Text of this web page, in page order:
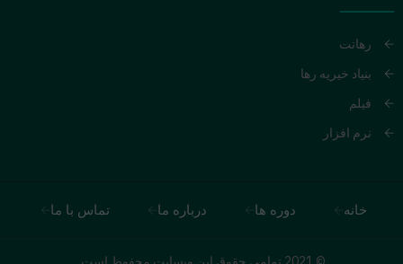
رهانت
بنیاد خیریه رها
فیلم
نرم افزار
خانه دوره ها درباره ما تماس با ما